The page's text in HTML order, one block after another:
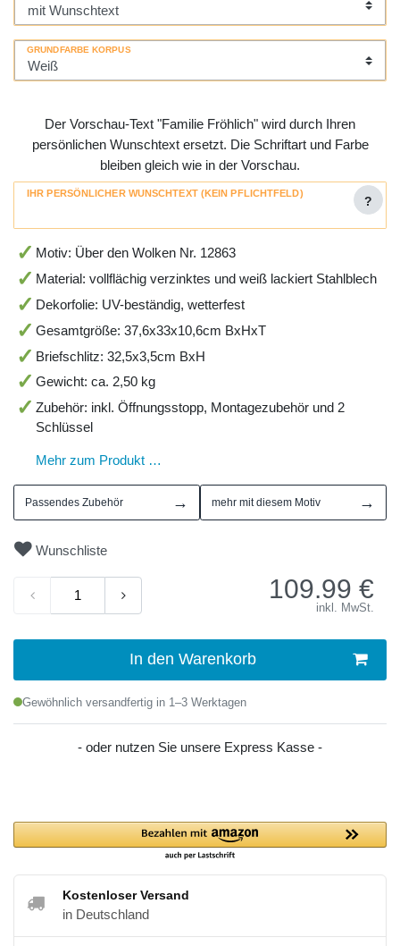
GRUNDFARBE KORPUS
Der Vorschau-Text "Familie Fröhlich" wird durch Ihren
persönlichen Wunschtext ersetzt. Die Schriftart und Farbe
bleiben gleich wie in der Vorschau.
IHR PERSÖNLICHER WUNSCHTEXT (KEIN PFLICHTFELD)
?
Motiv: Über den Wolken Nr. 12863
Material: vollflächig verzinktes und weiß lackiert Stahlblech
Dekorfolie: UV-beständig, wetterfest
Gesamtgröße: 37,6x33x10,6cm BxHxT
Briefschlitz: 32,5x3,5cm BxH
Gewicht: ca. 2,50 kg
Zubehör: inkl. Öffnungsstopp, Montagezubehör und 2
Schlüssel
Mehr zum Produkt …
Passendes Zubehör → mehr mit diesem Motiv →
Wunschliste
109.99 €
inkl. MwSt.
In den Warenkorb
Gewöhnlich versandfertig in 1–3 Werktagen
- oder nutzen Sie unsere Express Kasse -
Kostenloser Versand
in Deutschland